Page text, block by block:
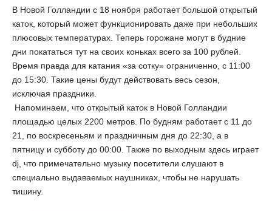
В Новой Голландии с 18 ноября работает большой открытый
каток, который может функционировать даже при небольших
плюсовых температурах. Теперь горожане могут в будние
дни покататься тут на своих коньках всего за 100 рублей.
Время правда для катания «за сотку» ограниченно, с 11:00
до 15:30. Такие цены будут действовать весь сезон,
исключая праздники.
Напоминаем, что открытый каток в Новой Голландии
площадью целых 2200 метров. По будням работает с 11 до
21, по воскресеньям и праздничным дня до 22:30, а в
пятницу и субботу до 00:00. Также по выходным здесь играет
dj, что примечательно музыку посетители слушают в
специально выдаваемых наушниках, чтобы не нарушать
тишину.